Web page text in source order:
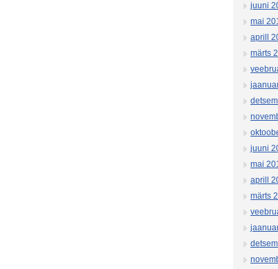
juuni
mai
aprill
märts
juuni
mai
aprill
märts